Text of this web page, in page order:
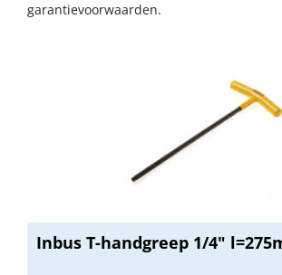
garantievoorwaarden.
Inbus T-handgreep 1/4"